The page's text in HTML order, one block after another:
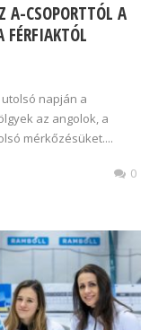
A-CSOPORTTÓL A
FÉRFIAKTÓL
napján a
az angolok, a
mérkőzésüket....
0